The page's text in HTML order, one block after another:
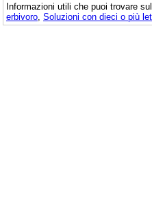
Informazioni utili che puoi trovare
erbivoro Soluzioni con dieci o più